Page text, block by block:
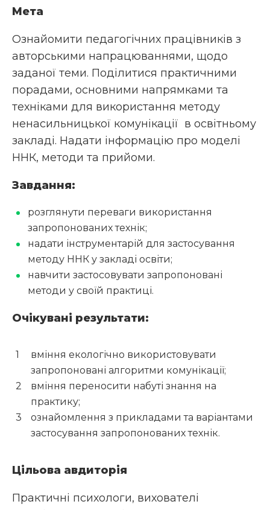
Мета
Ознайомити педагогічних працівників з
авторськими напрацюваннями, щодо
заданої теми. Поділитися практичними
порадами, основними напрямками та
техніками для використання методу
ненасильницької комунікації в освітньому
закладі. Надати інформацію про моделі
ННК, методи та прийоми.
Завдання:
розглянути переваги використання
запропонованих технік;
надати інструментарій для застосування
методу ННК у закладі освіти;
навчити застосовувати запропоновані
методи у своїй практиці.
Очікувані результати:
вміння екологічно використовувати
запропоновані алгоритми комунікації;
вміння переносити набуті знання на
практику;
ознайомлення з прикладами та варіантами
застосування запропонованих технік.
Цільова авдиторія
Практичні психологи, вихователі